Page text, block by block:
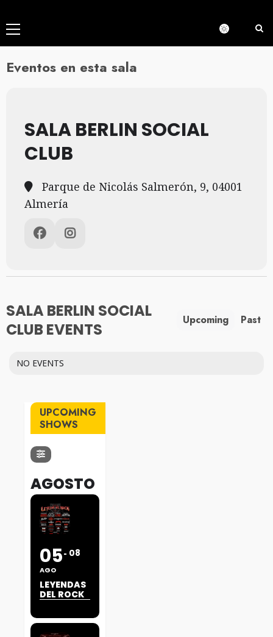
Menú
principal
Eventos en esta sala
SALA BERLIN SOCIAL
CLUB
Parque de Nicolás Salmerón, 9, 04001
Almería
SALA BERLIN SOCIAL
CLUB EVENTS
Upcoming Past
NO EVENTS
UPCOMING
SHOWS
AGOSTO
05
AGO
08
LEYENDAS
DEL ROCK